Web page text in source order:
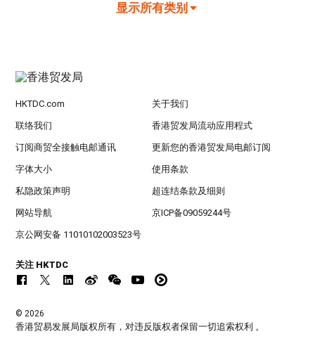
显示所有类别
HKTDC.com 关于我们
联络我们 香港贸发局流动应用程式
订阅商贸全接触电邮通讯 更新您的香港贸发局电邮订阅
字体大小 使用条款
私隐政策声明 超连结条款及细则
网站导航 京ICP备09059244号
京公网安备 11010102003523号
关注 HKTDC
© 2026
香港贸易发展局版权所有，对违反版权者保留一切追索权利 。